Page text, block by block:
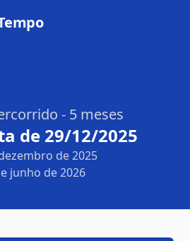
- 5 meses
de 29/12/2025
de 2025
junho de 2026